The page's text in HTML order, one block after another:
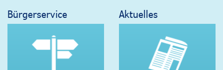
Bürgerservice Aktuelles